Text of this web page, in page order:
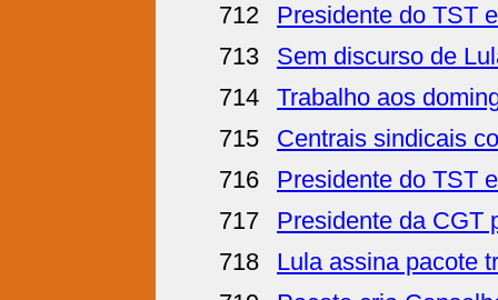
712
Presidente do TST
713
Sem discurso de
714
Trabalho aos
715
Centrais sindicais
716
Presidente do TST
717
Presidente da CGT
718
Lula assina pacote